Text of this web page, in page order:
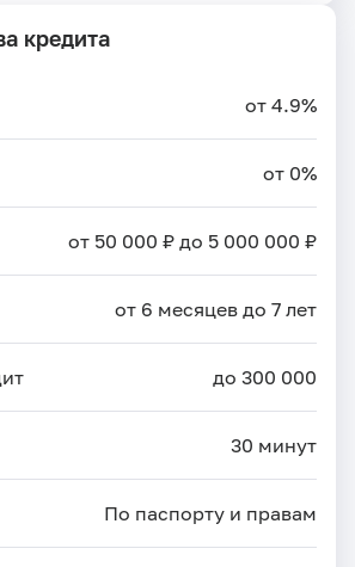
кредита
от 4.9%
от 0%
от 50 000 ₽ до 5 000 000 ₽
от 6 месяцев до 7 лет
до 300 000
30 минут
По паспорту и правам